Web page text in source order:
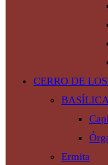
CERRO DE
BASÍLICA
Ermita